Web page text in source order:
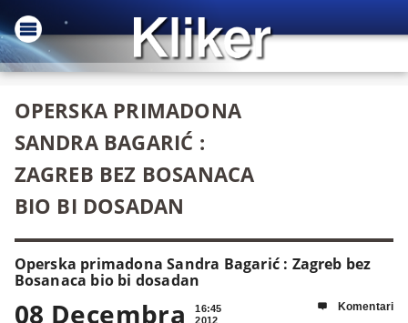
OPERSKA PRIMADONA
SANDRA BAGARIĆ :
ZAGREB BEZ BOSANACA
BIO BI DOSADAN
Operska primadona Sandra Bagarić : Zagreb bez
Bosanaca bio bi dosadan
08 Decembra
16:45
2012
 Komentari